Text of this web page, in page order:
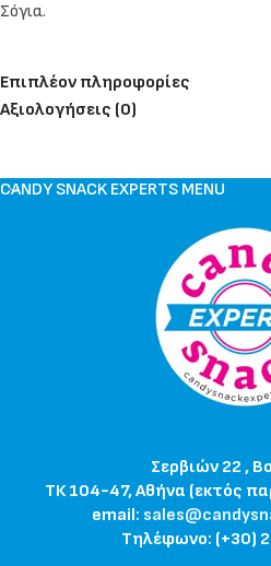
Σόγια.
Επιπλέον πληροφορίες
Αξιολογήσεις (0)
CANDY SNACK EXPERTS MENU
Σερβιών 22 ,
ΤΚ 104-47, Αθήνα (εκτός
email:
Τηλέφωνο: (+30)